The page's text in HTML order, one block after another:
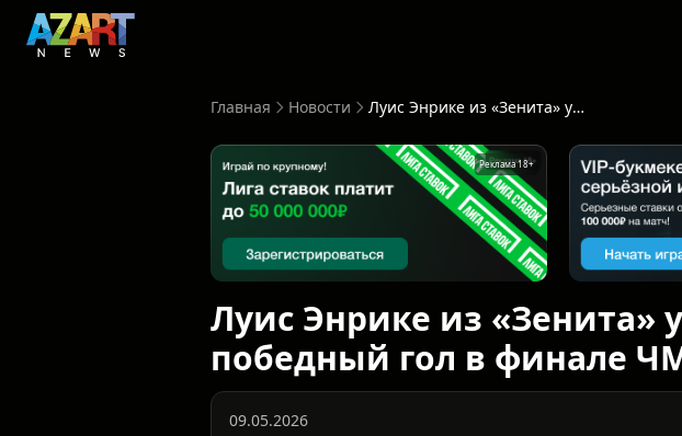
Главная Новости Луис Энрике из «Зенита» уже готовится забивать победный гол в финале ЧМ-2026
Реклама 18+
Луис Энрике из «Зенита»
победный гол в финале
09.05.2026